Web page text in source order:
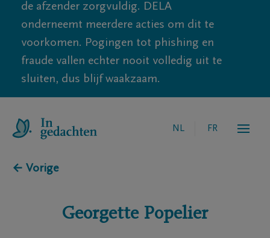
de afzender zorgvuldig. DELA
onderneemt meerdere acties om dit te
voorkomen. Pogingen tot phishing en
fraude vallen echter nooit volledig uit te
sluiten, dus blijf waakzaam.
NL FR
← Vorige
Georgette Popelier